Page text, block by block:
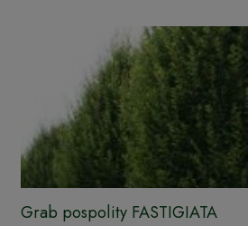
Grab pospolity FASTIGIATA